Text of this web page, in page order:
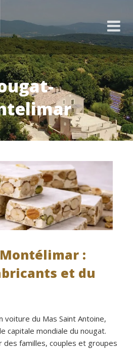
:
et du
voiture du Mas Saint Antoine,
capitale mondiale du nougat.
des familles, couples et groupes